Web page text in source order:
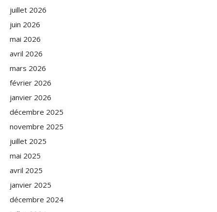
juillet 2026
juin 2026
mai 2026
avril 2026
mars 2026
février 2026
janvier 2026
décembre 2025
novembre 2025
juillet 2025
mai 2025
avril 2025
janvier 2025
décembre 2024